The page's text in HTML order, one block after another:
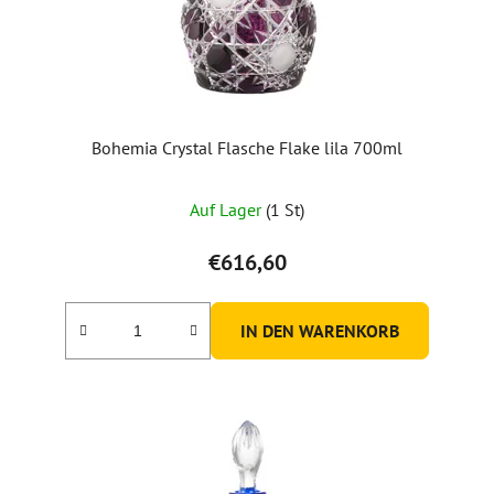
Bohemia Crystal Flasche Flake lila 700ml
Auf Lager (1 St)
€616,60
IN DEN WARENKORB